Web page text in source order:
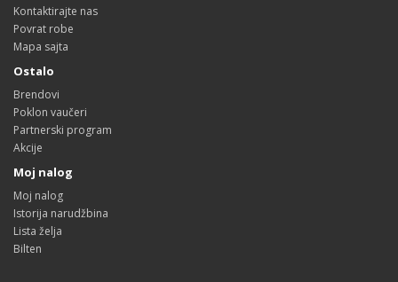
Kontaktirajte nas
Povrat robe
Mapa sajta
Ostalo
Brendovi
Poklon vaučeri
Partnerski program
Akcije
Moj nalog
Moj nalog
Istorija narudžbina
Lista želja
Bilten